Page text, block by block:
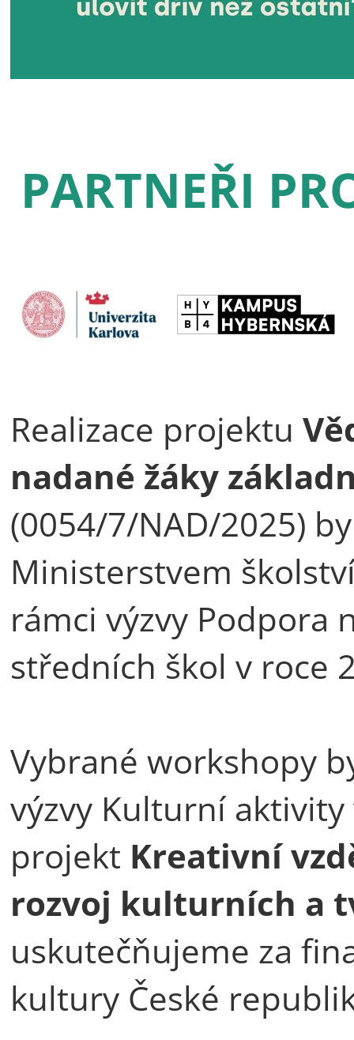
PARTNEŘI
Realizace projektu
nadané žáky
(0054/7/NAD/2025)
Ministerstvem
rámci výzvy Podpora
středních škol v roce
Vybrané workshopy
výzvy Kulturní
projekt Kreativní
rozvoj kulturních a
uskutečňujeme za
kultury České